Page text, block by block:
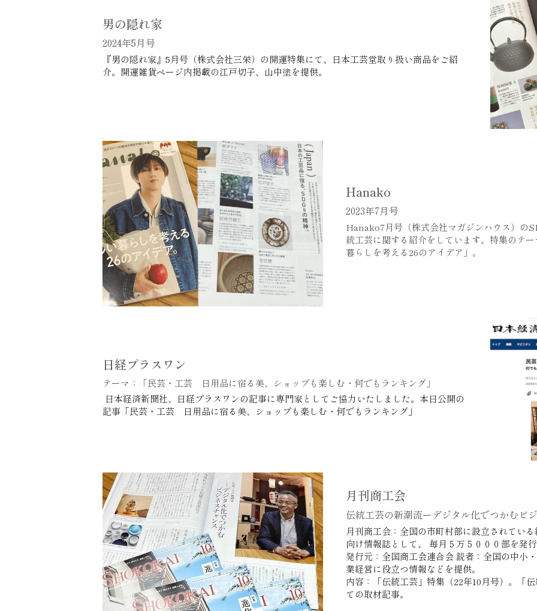
男の隠れ家
2024年5月号
『男の隠れ家』5月号（株式会社三栄）の開運特集にて、日本工芸堂取り扱い商品をご紹
介。開運雑貨ページ内掲載の江戸切子、山中塗を提供。
Hanako
2023年7月号
Hanako7月号（株式会社マガジンハウス）の
統工芸に関する紹介をしています。特集のテ
暮らしを考える26のアイデア」。
日経プラスワン
テーマ；「民芸・工芸　日用品に宿る美、ショップも楽しむ・何でもランキング」
記事「民芸・工芸　日用品に宿る美、ショップも楽しむ・何でもランキング」
月刊商工会
伝統工芸の新潮流ーデジタル化でつかむビ
月刊商工会：全国の市町村部に設立されてい
向け情報誌として、 毎月５万５０００部を発行
発行元：全国商工会連合会 読者：全国の中小
業経営に役立つ情報などを提供。
内容：「伝統工芸」特集（22年10月号）。「
ての取材記事。